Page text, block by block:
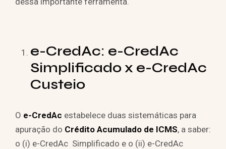
e-CredAc: e-CredAc
Simplificado x e-CredAc
Custeio
O e-CredAc estabelece duas sistemáticas para
apuração do Crédito Acumulado de ICMS, a saber:
o (i) e-CredAc Simplificado e o (ii) e-CredAc